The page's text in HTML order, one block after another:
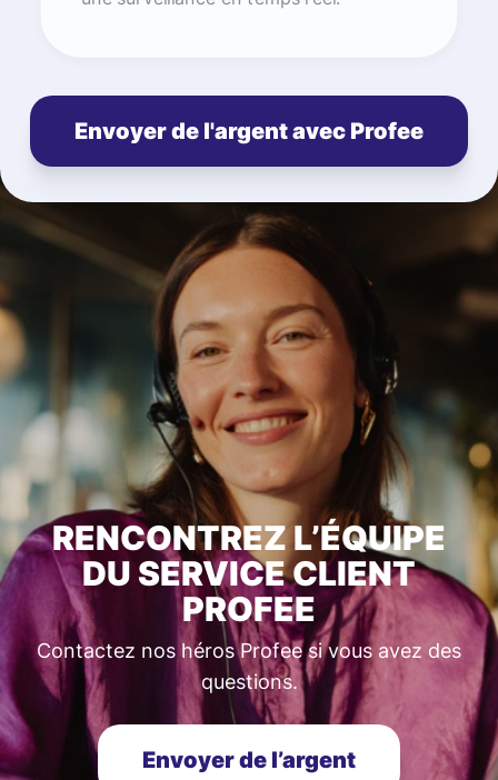
Envoyer de l'argent avec Profee
RENCONTREZ L’ÉQUIPE
DU SERVICE CLIENT
PROFEE
Contactez nos héros Profee si vous avez des
questions.
Envoyer de l’argent